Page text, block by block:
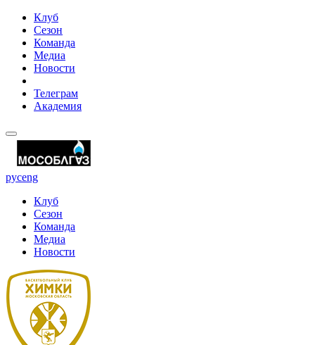
Клуб
Сезон
Команда
Медиа
Новости
Телеграм
Академия
русeng
Клуб
Сезон
Команда
Медиа
Новости